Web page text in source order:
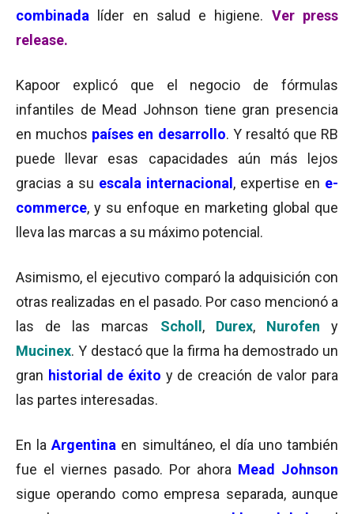
combinada líder en salud e higiene. Ver press
release.
Kapoor explicó que el negocio de fórmulas
infantiles de Mead Johnson tiene gran presencia
en muchos países en desarrollo. Y resaltó que RB
puede llevar esas capacidades aún más lejos
gracias a su escala internacional , expertise en e-
commerce, y su enfoque en marketing global que
lleva las marcas a su máximo potencial.
Asimismo, el ejecutivo comparó la adquisición con
otras realizadas en el pasado. Por caso mencionó a
las de las marcas Scholl , Durex, Nurofen y
Mucinex. Y destacó que la firma ha demostrado un
gran historial de éxito y de creación de valor para
las partes interesadas.
En laArgentina en simultáneo, el día uno también
fue el viernes pasado. Por ahora Mead Johnson
sigue operando como empresa separada, aunque